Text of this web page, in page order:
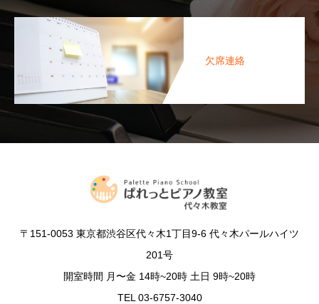
欠席連絡
〒151-0053 東京都渋谷区代々木1丁目9-6 代々木パールハイツ
201号
開室時間 月〜金 14時~20時 土日 9時~20時
TEL 03-6757-3040